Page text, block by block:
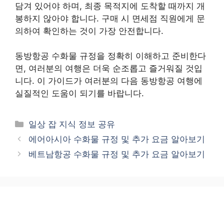
담겨 있어야 하며, 최종 목적지에 도착할 때까지 개
봉하지 않아야 합니다. 구매 시 면세점 직원에게 문
의하여 확인하는 것이 가장 안전합니다.
동방항공 수화물 규정을 정확히 이해하고 준비한다
면, 여러분의 여행은 더욱 순조롭고 즐거워질 것입
니다. 이 가이드가 여러분의 다음 동방항공 여행에
실질적인 도움이 되기를 바랍니다.
카
테
리
일상 잡 지식 정보 공유
에어아시아 수화물 규정 및 추가 요금 알아보기
베트남항공 수화물 규정 및 추가 요금 알아보기